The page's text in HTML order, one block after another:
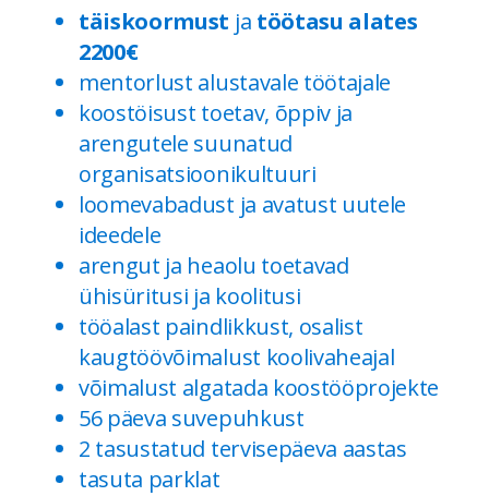
täiskoormust ja töötasu alates
2200€
mentorlust alustavale töötajale
koostöisust toetav, õppiv ja
arengutele suunatud
organisatsioonikultuuri
loomevabadust ja avatust uutele
ideedele
arengut ja heaolu toetavad
ühisüritusi ja koolitusi
tööalast paindlikkust, osalist
kaugtöövõimalust koolivaheajal
võimalust algatada koostööprojekte
56 päeva suvepuhkust
2 tasustatud tervisepäeva aastas
tasuta parklat